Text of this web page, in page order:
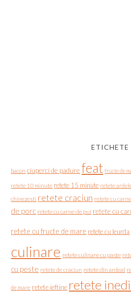
ETICHETE
bacon ciuperci de padure feat fructe de
retete 10 minute retete 15 minute retete
chinezesti retete craciun retete cu
de porc retete cu carne de pui retete cu
retete cu fructe de mare retete cu leurda
culinare retete culinare cu paste
cu peste retete de craciun retete din ardeal
de mare retete ieftine retete